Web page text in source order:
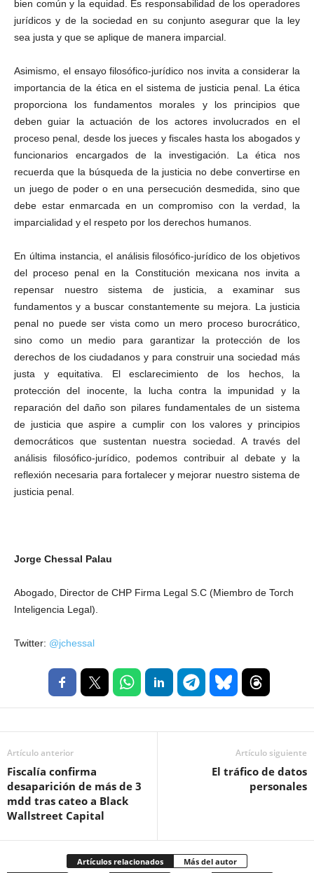
bien común y la equidad. Es responsabilidad de los operadores
jurídicos y de la sociedad en su conjunto asegurar que la ley
sea justa y que se aplique de manera imparcial.
Asimismo, el ensayo filosófico-jurídico nos invita a considerar la
importancia de la ética en el sistema de justicia penal. La ética
proporciona los fundamentos morales y los principios que
deben guiar la actuación de los actores involucrados en el
proceso penal, desde los jueces y fiscales hasta los abogados y
funcionarios encargados de la investigación. La ética nos
recuerda que la búsqueda de la justicia no debe convertirse en
un juego de poder o en una persecución desmedida, sino que
debe estar enmarcada en un compromiso con la verdad, la
imparcialidad y el respeto por los derechos humanos.
En última instancia, el análisis filosófico-jurídico de los objetivos
del proceso penal en la Constitución mexicana nos invita a
repensar nuestro sistema de justicia, a examinar sus
fundamentos y a buscar constantemente su mejora. La justicia
penal no puede ser vista como un mero proceso burocrático,
sino como un medio para garantizar la protección de los
derechos de los ciudadanos y para construir una sociedad más
justa y equitativa. El esclarecimiento de los hechos, la
protección del inocente, la lucha contra la impunidad y la
reparación del daño son pilares fundamentales de un sistema
de justicia que aspire a cumplir con los valores y principios
democráticos que sustentan nuestra sociedad. A través del
análisis filosófico-jurídico, podemos contribuir al debate y la
reflexión necesaria para fortalecer y mejorar nuestro sistema de
justicia penal.
Jorge Chessal Palau
Abogado, Director de CHP Firma Legal S.C (Miembro de Torch
Inteligencia Legal).
Twitter: @jchessal
Artículo anterior
Fiscalía confirma
desaparición de más de 3
mdd tras cateo a Black
Wallstreet Capital
Artículo siguiente
El tráfico de datos
personales
Artículos relacionados Más del autor